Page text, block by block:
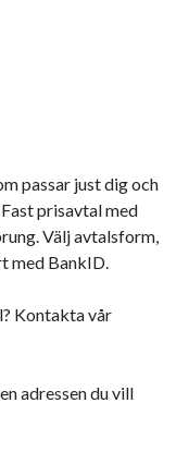
passar just dig och
prisavtal med
Välj avtalsform,
med BankID.
Kontakta vår
adressen du vill